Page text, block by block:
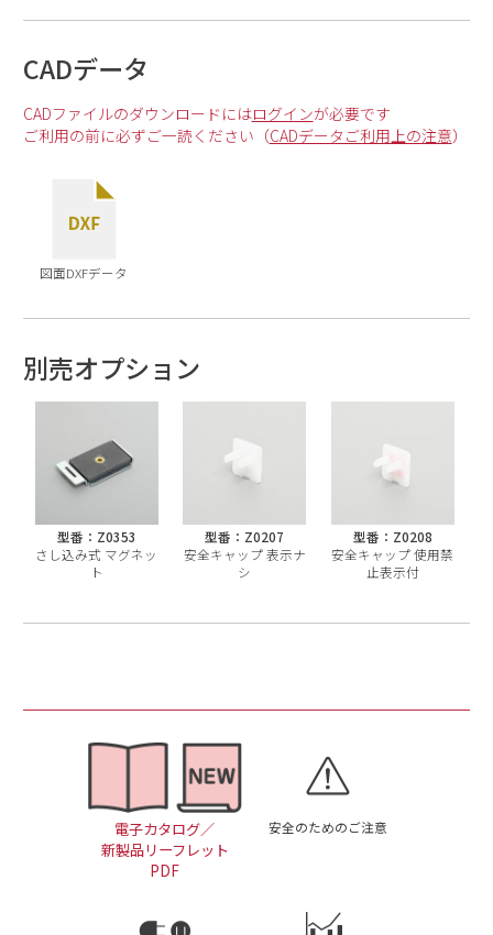
CADデータ
CADファイルのダウンロードにはログインが必要です
ご利用の前に必ずご一読ください（CADデータご利用上の注意）
図面DXFデータ
別売オプション
型番：Z0353
さし込み式 マグネッ
ト
型番：Z0207
安全キャップ 表示ナ
シ
型番：Z0208
安全キャップ 使用禁
止表示付
電子カタログ／
新製品リーフレット
PDF
安全のためのご注意